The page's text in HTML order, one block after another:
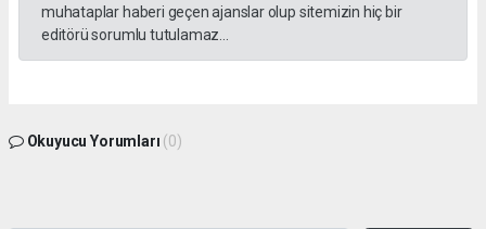
muhataplar haberi geçen ajanslar olup sitemizin hiç bir
editörü sorumlu tutulamaz...
Okuyucu Yorumları (0)